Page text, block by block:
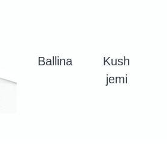
Ballina
Kush
jemi